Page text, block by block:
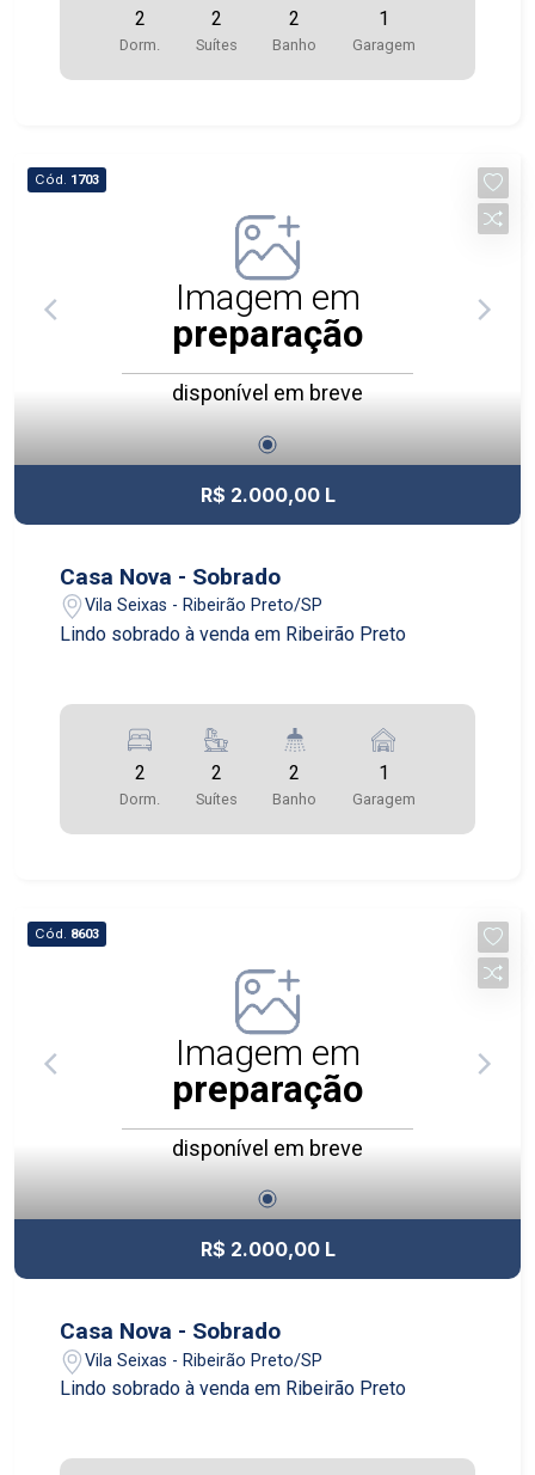
2
Dorm.
2
Suítes
2
Banho
1
Garagem
Cód. 1703
Imagem em
preparação
disponível em breve
R$ 2.000,00 L
Casa Nova - Sobrado
Vila Seixas - Ribeirão Preto/SP
Lindo sobrado à venda em Ribeirão Preto
2
Dorm.
2
Suítes
2
Banho
1
Garagem
Cód. 8603
Imagem em
preparação
disponível em breve
R$ 2.000,00 L
Casa Nova - Sobrado
Vila Seixas - Ribeirão Preto/SP
Lindo sobrado à venda em Ribeirão Preto